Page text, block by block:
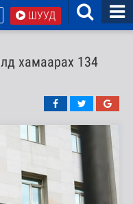
ШУУД
хамаарах 134